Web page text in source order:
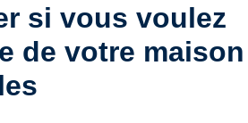
si vous voulez
de votre maison